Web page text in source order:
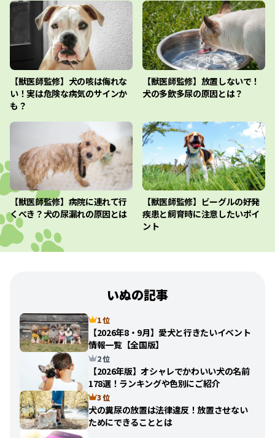
【獣医師監修】犬の咳は侮れな
い！実は危険な病気のサインか
も？
【獣医師監修】放置しないで！
犬の多飲多尿の原因とは？
【獣医師監修】病院に連れて行
くべき？犬の尿漏れの原因とは
【獣医師監修】ビーグルの好発
疾患と飼育時に注意したいポイ
ント
いぬの記事
1 位
【2026年8・9月】愛犬と行きたいイベント
情報一覧【全国版】
2 位
【2026年版】オシャレでかわいい犬の名前
178選！ランキングや色別にご紹介
3 位
犬の糞尿の放置は法律違反！放置させない
ためにできることとは